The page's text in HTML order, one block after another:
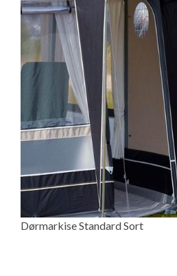
Dørmarkise Standard Sort